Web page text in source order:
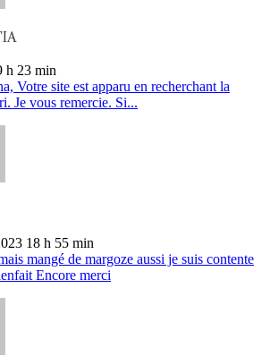
h 23 min
Votre site est apparu en recherchant la
Je vous remercie. Si...
18 h 55 min
mangé de margoze aussi je suis contente
Encore merci